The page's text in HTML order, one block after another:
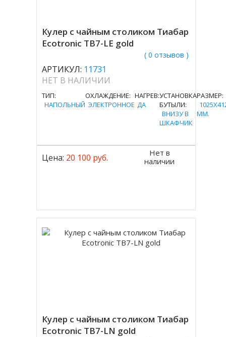
Кулер с чайным столиком Тиабар
Ecotronic TB7-LE gold
( 0 отзывов )
АРТИКУЛ: 11731
НЕТ В НАЛИЧИИ
ТИП:
НАПОЛЬНЫЙ
ОХЛАЖДЕНИЕ:
ЭЛЕКТРОННОЕ
НАГРЕВ:
ДА
УСТАНОВКА
БУТЫЛИ:
ВНИЗУ В
ШКАФЧИК
РАЗМЕР:
MM.
Цена: 20 100 руб.
Нет в
наличии
Кулер с чайным столиком Тиабар
Ecotronic TB7-LN gold